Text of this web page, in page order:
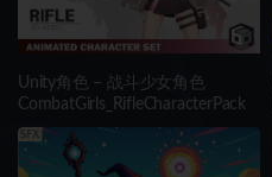
Unity角色 – 战斗少女角色
CombatGirls_RifleCharacterPack